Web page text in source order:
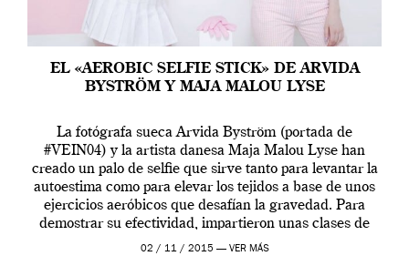
EL «AEROBIC SELFIE STICK» DE ARVIDA
BYSTRÖM Y MAJA MALOU LYSE
La fotógrafa sueca Arvida Byström (portada de
#VEIN04) y la artista danesa Maja Malou Lyse han
creado un palo de selfie que sirve tanto para levantar la
autoestima como para elevar los tejidos a base de unos
ejercicios aeróbicos que desafían la gravedad. Para
demostrar su efectividad, impartieron unas clases de
prueba en el Tate […]
02 / 11 / 2015 — VER MÁS